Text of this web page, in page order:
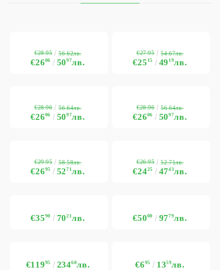
€2606 5097лв.
€28.95 56.62лв.
€2515 4919лв.
€27.95 54.67лв.
€2606 5097лв.
€28.96 56.64лв.
€2606 5097лв.
€28.96 56.64лв.
€2695 5271лв.
€29.95 58.58лв.
€2425 4743лв.
€26.95 52.71лв.
€3590 7021лв. €5000 9779лв.
€11995 23460лв. €695 1359лв.